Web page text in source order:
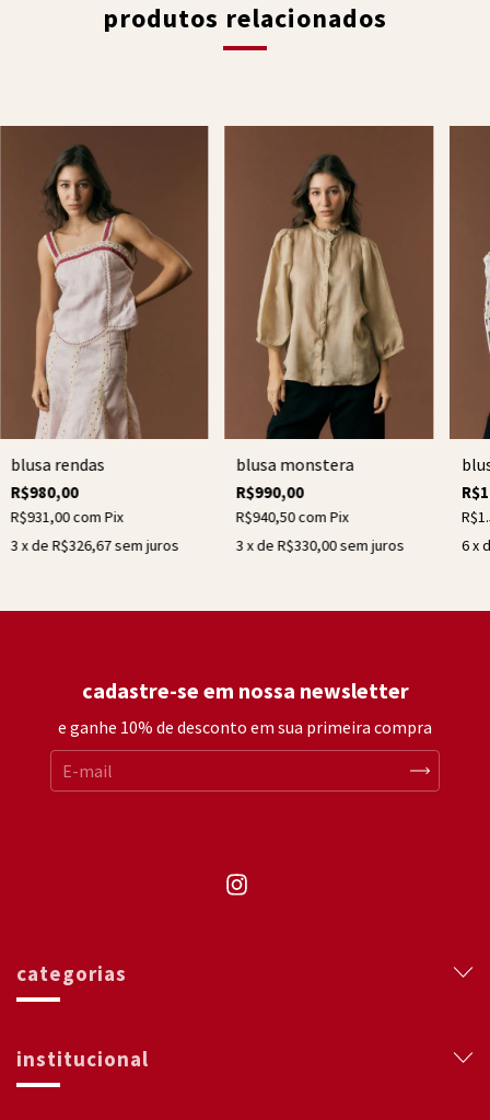
produtos relacionados
blusa rendas
R$980,00
R$931,00com Pix
3 x de R$326,67sem juros
blusa monstera
R$990,00
R$940,50com Pix
3 x de R$330,00sem juros
6x
cadastre-se em nossa newsletter
e ganhe 10% de desconto em sua primeira compra
categorias
institucional